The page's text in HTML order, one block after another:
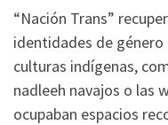
“Nación Trans”
identidades de género
culturas indígenas,
nadleeh navajos o las
ocupaban espacios